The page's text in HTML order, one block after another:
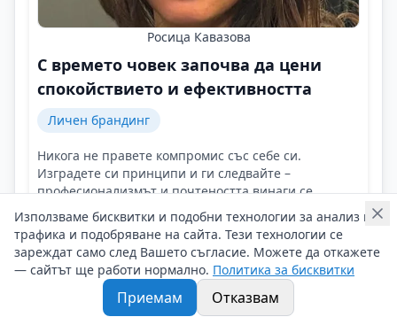
Росица Кавазова
С времето човек започва да цени
спокойствието и ефективността
Личен брандинг
Никога не правете компромис със себе си.
Изградете си принципи и ги следвайте –
професионализмът и почтеността винаги се
отплащат!
Контакти на Росица Кавазова
13/05/2025 г/
#Росица_Кавазова#Личен_брандинг#Адвокатски_услуги
Използваме бисквитки и подобни технологии за анализ на
трафика и подобряване на сайта. Тези технологии се
зареждат само след Вашето съгласие. Можете да откажете
— сайтът ще работи нормално. Политика за бисквитки
Приемам Отказвам